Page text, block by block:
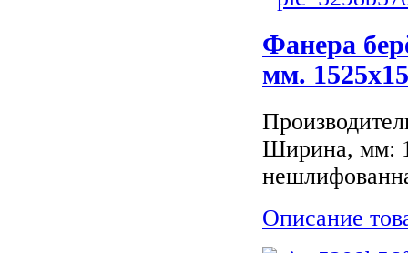
Фанера
мм.
Ширина, мм:
Описание